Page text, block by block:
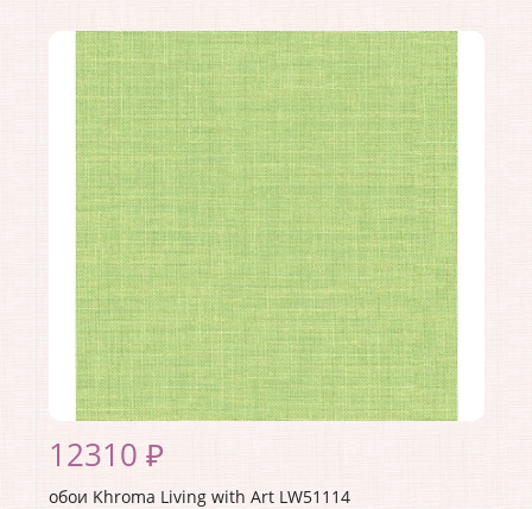
Коллекция:Living with Art
Длина рулона: 8.23
Ширина рулона: 0.68
Материал покрытия:
Акриловое
Страна:США
Материал основы:Бумага
Раппорт:53
12310 ₽
обои Khroma Living with Art LW51114